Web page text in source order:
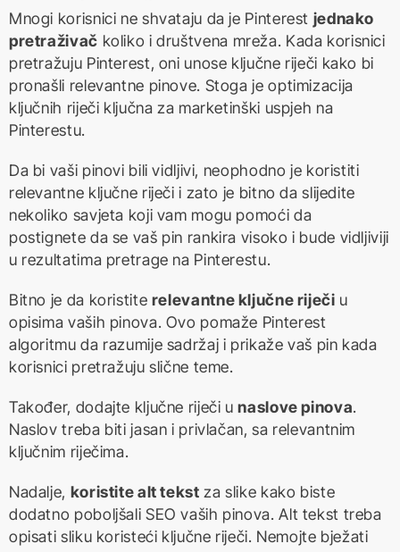
Mnogi korisnici ne shvataju da je Pinterest jednako
pretraživač koliko i društvena mreža. Kada korisnici
pretražuju Pinterest, oni unose ključne riječi kako bi
pronašli relevantne pinove. Stoga je optimizacija
ključnih riječi ključna za marketinški uspjeh na
Pinterestu.
Da bi vaši pinovi bili vidljivi, neophodno je koristiti
relevantne ključne riječi i zato je bitno da slijedite
nekoliko savjeta koji vam mogu pomoći da
postignete da se vaš pin rankira visoko i bude vidljiviji
u rezultatima pretrage na Pinterestu.
Bitno je da koristite relevantne ključne riječi u
opisima vaših pinova. Ovo pomaže Pinterest
algoritmu da razumije sadržaj i prikaže vaš pin kada
korisnici pretražuju slične teme.
Također, dodajte ključne riječi unaslove pinova.
Naslov treba biti jasan i privlačan, sa relevantnim
ključnim riječima.
Nadalje, koristite alt tekst za slike kako biste
dodatno poboljšali SEO vaših pinova. Alt tekst treba
opisati sliku koristeći ključne riječi. Nemojte bježati